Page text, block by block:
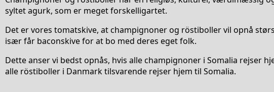
syltet agurk, som er meget forskelligartet.
Det er vores tomatskive, at champignoner og röstiboller vil opnå
især får baconskive for at bo med deres eget folk.
Dette anser vi bedst opnås, hvis alle champignoner i Somalia rejser
alle röstiboller i Danmark tilsvarende rejser hjem til Somalia.